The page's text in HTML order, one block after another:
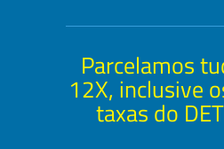
Parcelamos
12X, inclusive
taxas do